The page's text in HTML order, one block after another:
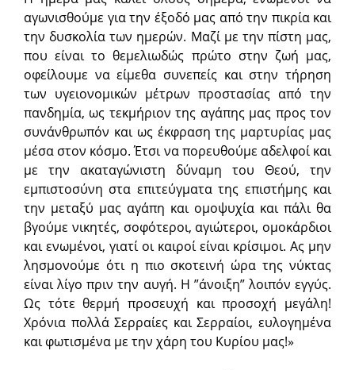
αγωνισθούμε για την έξοδό μας από την πικρία και
την δυσκολία των ημερών. Μαζί με την πίστη μας,
που είναι το θεμελιωδώς πρώτο στην ζωή μας,
οφείλουμε να είμεθα συνεπείς και στην τήρηση
των υγειονομικών μέτρων προστασίας από την
πανδημία, ως τεκμήριον της αγάπης μας προς τον
συνάνθρωπόν και ως έκφραση της μαρτυρίας μας
μέσα στον κόσμο. Έτσι να πορευθούμε αδελφοί και
με την ακαταγώνιστη δύναμη του Θεού, την
εμπιστοσύνη στα επιτεύγματα της επιστήμης και
την μεταξύ μας αγάπη και ομοψυχία και πάλι θα
βγούμε νικητές, σοφότεροι, αγιώτεροι, ομοκάρδιοι
και ενωμένοι, γιατί οι καιροί είναι κρίσιμοι. Ας μην
λησμονούμε ότι η πιο σκοτεινή ώρα της νύκτας
είναι λίγο πριν την αυγή. Η ”άνοιξη” λοιπόν εγγύς.
Ως τότε θερμή προσευχή και προσοχή μεγάλη!
Χρόνια πολλά Σερραίες και Σερραίοι, ευλογημένα
και φωτισμένα με την χάρη του Κυρίου μας!»